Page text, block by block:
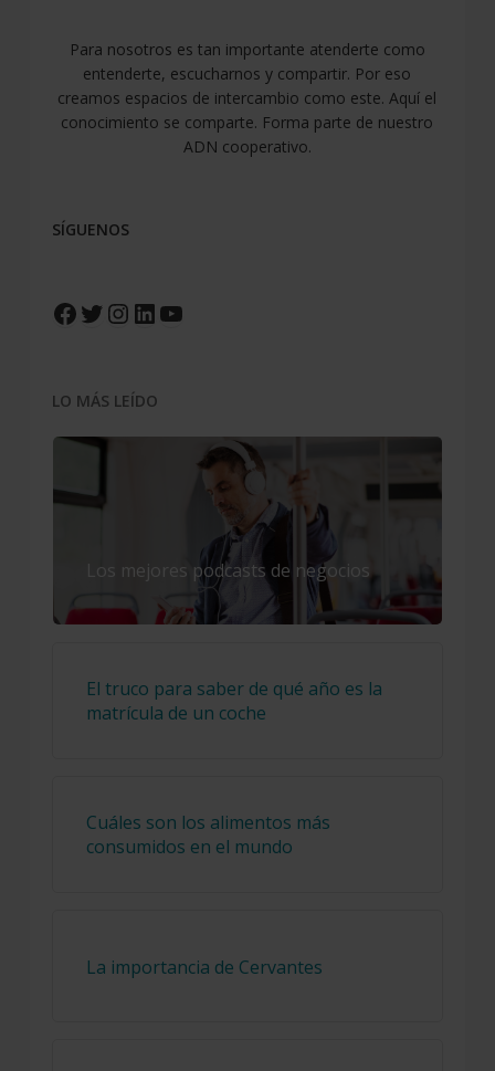
Para nosotros es tan importante atenderte como
entenderte, escucharnos y compartir. Por eso
creamos espacios de intercambio como este. Aquí el
conocimiento se comparte. Forma parte de nuestro
ADN cooperativo.
SÍGUENOS
Facebook
Twitter
Instagram
LinkedIn
YouTube
LO MÁS LEÍDO
Los mejores podcasts de negocios
El truco para saber de qué año es la
matrícula de un coche
Cuáles son los alimentos más
consumidos en el mundo
La importancia de Cervantes